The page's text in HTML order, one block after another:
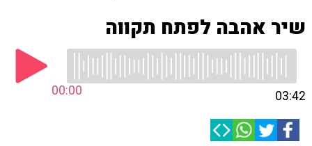
שיר אהבה לפתח תקווה
00:00 03:42